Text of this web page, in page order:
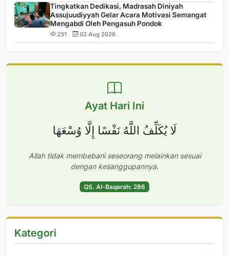
Tingkatkan Dedikasi, Madrasah Diniyah
Assujuudiyyah Gelar Acara Motivasi Semangat
Mengabdi Oleh Pengasuh Pondok
251 02 Aug 2026
Ayat Hari Ini
لَا يُكَلِّفُ اللَّهُ نَفْسًا إِلَّا وُسْعَهَا
Allah tidak membebani seseorang melainkan sesuai
dengan kesanggupannya.
QS. Al-Baqarah: 286
Kategori